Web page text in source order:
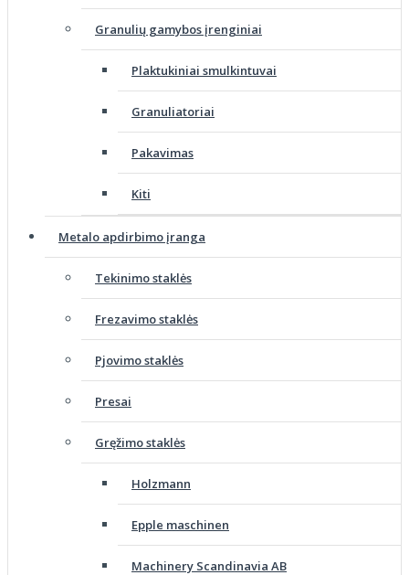
Granulių gamybos įrenginiai
Plaktukiniai smulkintuvai
Granuliatoriai
Pakavimas
Kiti
Metalo apdirbimo įranga
Tekinimo staklės
Frezavimo staklės
Pjovimo staklės
Presai
Gręžimo staklės
Holzmann
Epple maschinen
Machinery Scandinavia AB